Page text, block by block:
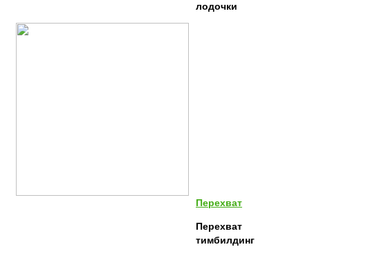
лодочки
Перехват
Перехват
тимбилдинг